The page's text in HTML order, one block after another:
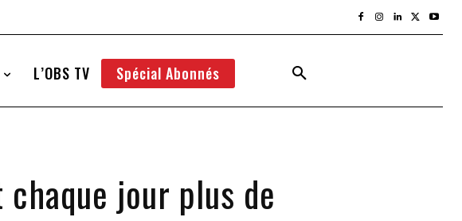
L’OBS TV Spécial Abonnés
jour plus de